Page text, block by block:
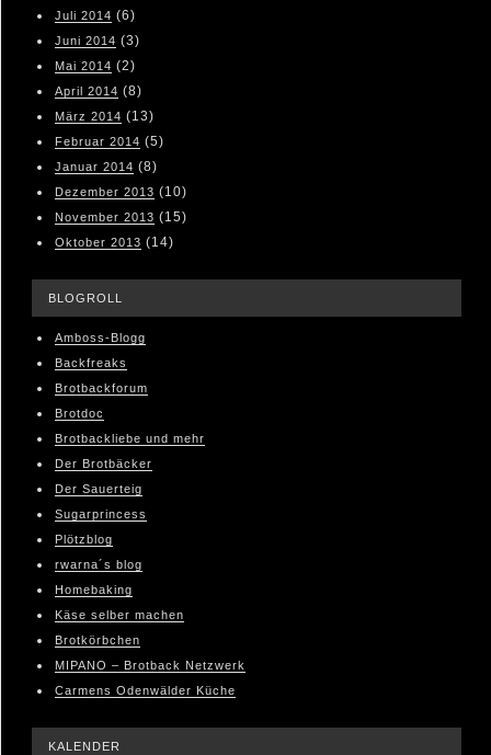
Juli 2014 (6)
Juni 2014 (3)
Mai 2014 (2)
April 2014 (8)
März 2014 (13)
Februar 2014 (5)
Januar 2014 (8)
Dezember 2013 (10)
November 2013 (15)
Oktober 2013 (14)
BLOGROLL
Amboss-Blogg
Backfreaks
Brotbackforum
Brotdoc
Brotbackliebe und mehr
Der Brotbäcker
Der Sauerteig
Sugarprincess
Plötzblog
rwarna´s blog
Homebaking
Käse selber machen
Brotkörbchen
MIPANO – Brotback Netzwerk
Carmens Odenwälder Küche
KALENDER